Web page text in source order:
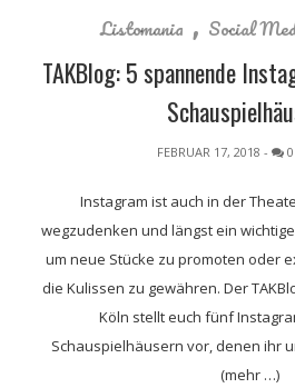
Listomania , Social
TAKBlog: 5 spannende
FEBRUAR 17, 2018 - 0
Instagram ist auch in der
wegzudenken und längst ein
um neue Stücke zu promoten oder
die Kulissen zu gewähren. Der
Köln stellt euch fünf
Schauspielhäusern vor, denen ihr
(mehr …)